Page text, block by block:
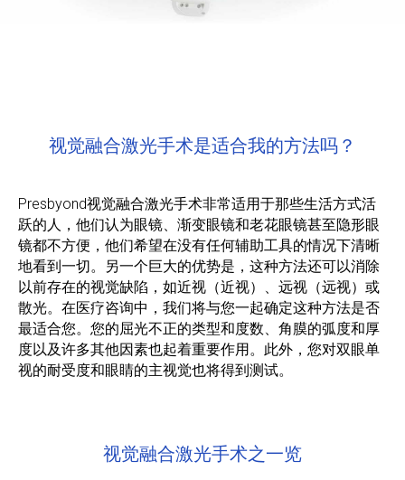
视觉融合激光手术是适合我的方法吗？
Presbyond视觉融合激光手术非常适用于那些生活方式活
跃的人，他们认为眼镜、渐变眼镜和老花眼镜甚至隐形眼
镜都不方便，他们希望在没有任何辅助工具的情况下清晰
地看到一切。另一个巨大的优势是，这种方法还可以消除
以前存在的视觉缺陷，如近视（近视）、远视（远视）或
散光。在医疗咨询中，我们将与您一起确定这种方法是否
最适合您。您的屈光不正的类型和度数、角膜的弧度和厚
度以及许多其他因素也起着重要作用。此外，您对双眼单
视的耐受度和眼睛的主视觉也将得到测试。
视觉融合激光手术之一览